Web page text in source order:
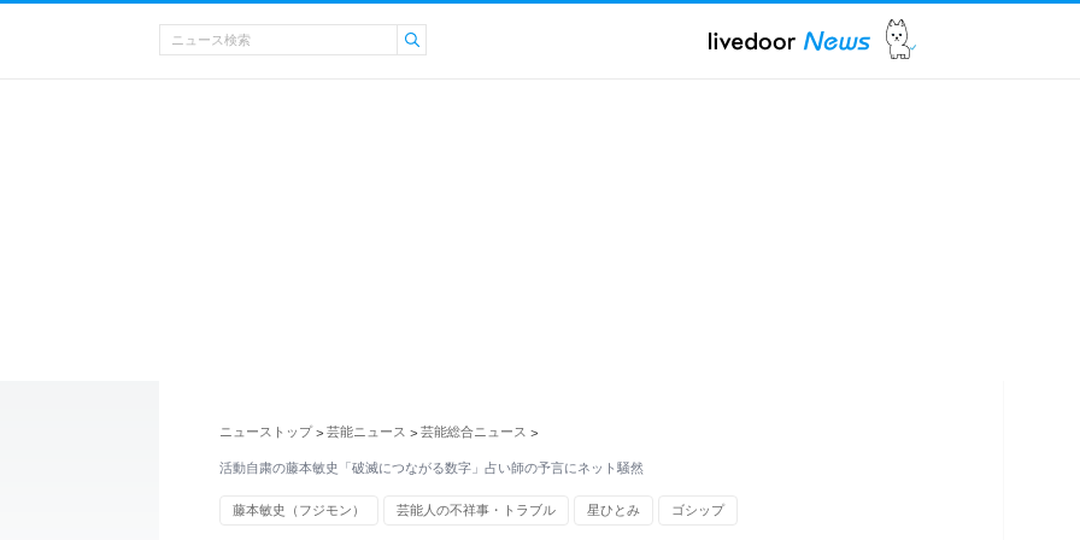
ニューストップ > 芸能ニュース > 芸能総合ニュース >
活動自粛の藤本敏史「破滅につながる数字」占い師の予言にネット騒然
藤本敏史（フジモン） 芸能人の不祥事・トラブル 星ひとみ ゴシップ